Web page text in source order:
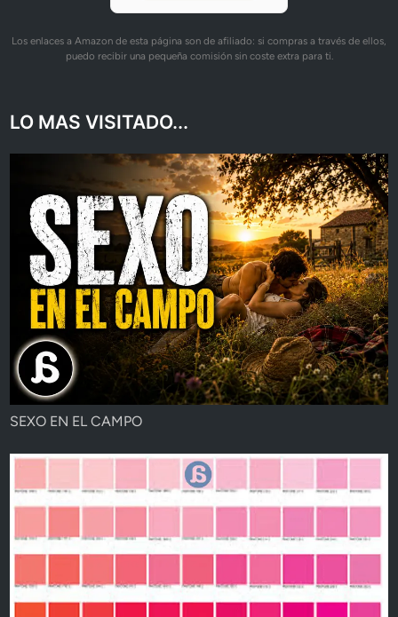
Los enlaces a Amazon de esta página son de afiliado: si compras a través de ellos,
puedo recibir una pequeña comisión sin coste extra para ti.
LO MAS VISITADO...
SEXO EN EL CAMPO